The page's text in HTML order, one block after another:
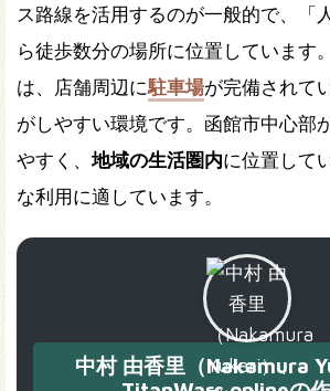
ス路線を活用するのが一般的で、「
ら徒歩数分の場所に位置しています。
は、店舗周辺に駐車場が完備されて
がしやすい環境です。函館市中心部
やすく、 地域の生活圏内に位置して
な利用に適しています。
中村 由香里（Nakamura